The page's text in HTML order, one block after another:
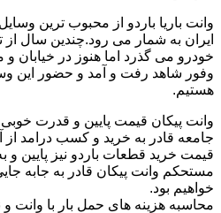
وانت باریا باردو از محبوب ترین
ایران به شمار می رود.چندین سال از
خودرو می گذرد اما هنوز در خیابان
وفور شاهد رفت و آمد و حضور این
هستیم.
وانت پیکان قیمت پایین و قدرت
جامعه قادر به خرید و کسب درامد از
قیمت خرید قطعات باردو نیز
مستحکم وانت پیکان قادر به جابه
خواهیم بود.
محاسبه هزینه های حمل بار با وانت و